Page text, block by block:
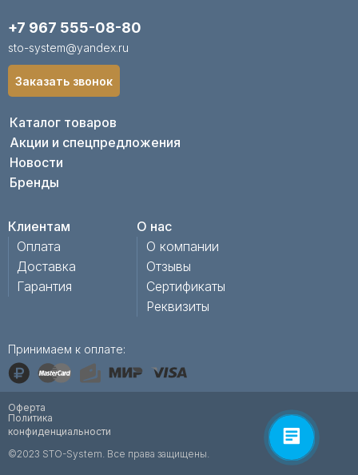
Каталог товаров
Акции и спецпредложения
Новости
Бренды
Клиентам
Оплата
Доставка
Гарантия
О нас
О компании
Отзывы
Сертификаты
Реквизиты
+7 967 555-08-80
sto-system@yandex.ru
Принимаем к оплате:
Заказать звонок
©2023 STO-System. Все права защищены.
Политика
конфиденциальности
Оферта